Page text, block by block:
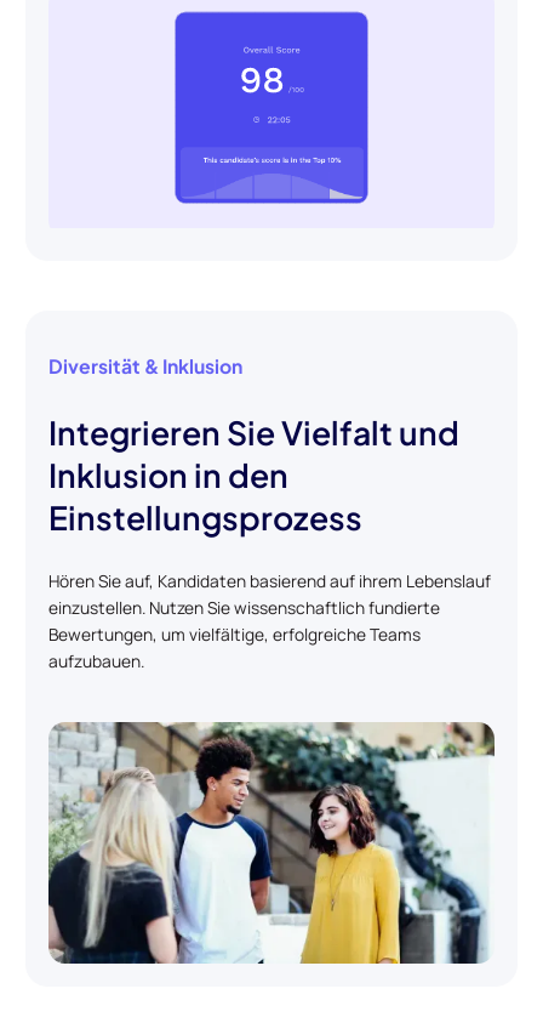
Diversität & Inklusion
Integrieren Sie Vielfalt und
Inklusion in den
Einstellungsprozess
Hören Sie auf, Kandidaten basierend auf ihrem Lebenslauf
einzustellen. Nutzen Sie wissenschaftlich fundierte
Bewertungen, um vielfältige, erfolgreiche Teams
aufzubauen.